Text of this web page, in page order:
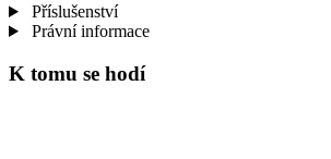
Příslušenství
Právní informace
K tomu se hodí